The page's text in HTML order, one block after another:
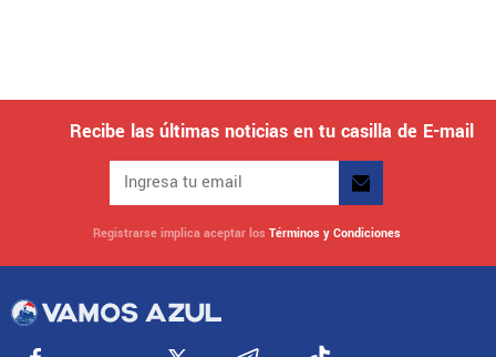
Recibe las últimas noticias en tu casilla de E-mail
Registrarse implica aceptar los Términos y Condiciones